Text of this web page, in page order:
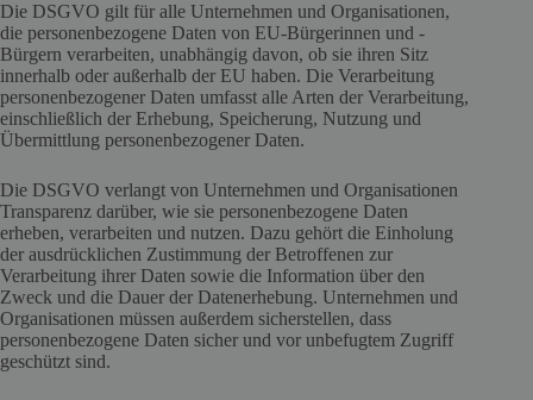
Die DSGVO gilt für alle Unternehmen und Organisationen,
die personenbezogene Daten von EU-Bürgerinnen und -
Bürgern verarbeiten, unabhängig davon, ob sie ihren Sitz
innerhalb oder außerhalb der EU haben. Die Verarbeitung
personenbezogener Daten umfasst alle Arten der Verarbeitung,
einschließlich der Erhebung, Speicherung, Nutzung und
Übermittlung personenbezogener Daten.
Die DSGVO verlangt von Unternehmen und Organisationen
Transparenz darüber, wie sie personenbezogene Daten
erheben, verarbeiten und nutzen. Dazu gehört die Einholung
der ausdrücklichen Zustimmung der Betroffenen zur
Verarbeitung ihrer Daten sowie die Information über den
Zweck und die Dauer der Datenerhebung. Unternehmen und
Organisationen müssen außerdem sicherstellen, dass
personenbezogene Daten sicher und vor unbefugtem Zugriff
geschützt sind.